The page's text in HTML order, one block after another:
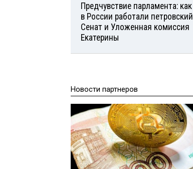
Предчувствие парламента: как
в России работали петровский
Сенат и Уложенная комиссия
Екатерины
Новости партнеров